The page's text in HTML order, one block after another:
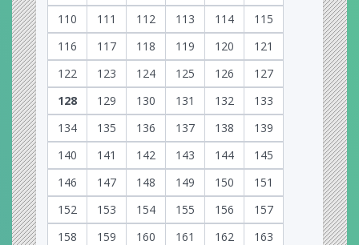
110
111 112 113 114
115
116
117 118 119 120
121
122
123 124 125 126
127
128
129 130 131 132
133
134
135 136 137 138
139
140
141 142 143 144
145
146
147 148 149 150
151
152
153 154 155 156
157
158
159 160 161 162
163